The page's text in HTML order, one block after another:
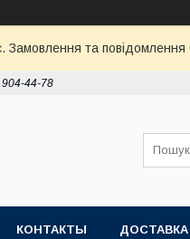
Замовлення та
44-78
КОНТАКТЫ